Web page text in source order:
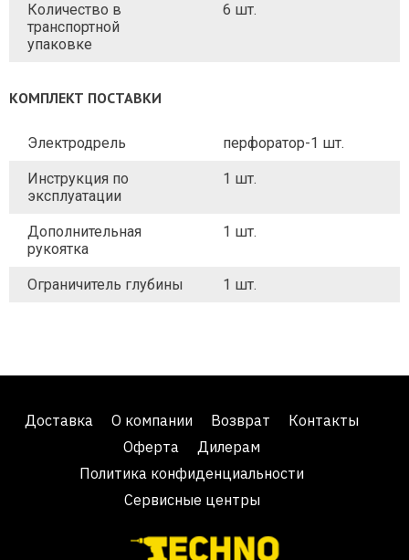
Количество в
транспортной
упаковке
6 шт.
КОМПЛЕКТ ПОСТАВКИ
Электродрель перфоратор-1 шт.
Инструкция по
эксплуатации
1 шт.
Дополнительная
рукоятка
1 шт.
Ограничитель глубины 1 шт.
Доставка О компании Возврат
Контакты
Оферта
Дилерам
Политика конфиденциальности
Сервисные центры